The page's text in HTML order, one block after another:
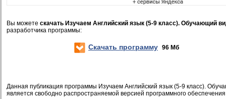
Вы можете скачать Изучаем Английский язык (5-9 класс). Обучающий
разработчика программы:
Скачать программу 96 Мб
Данная публикация программы Изучаем Английский язык (5-9 класс).
является свободно распространяемой версией программного